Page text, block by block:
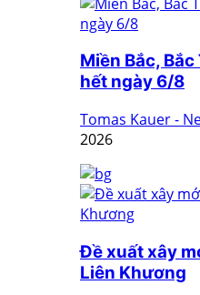
Miền Bắc,
hết ngày 6/8
Tomas Kauer -
2026
Đề xuất xây
Liên Khương